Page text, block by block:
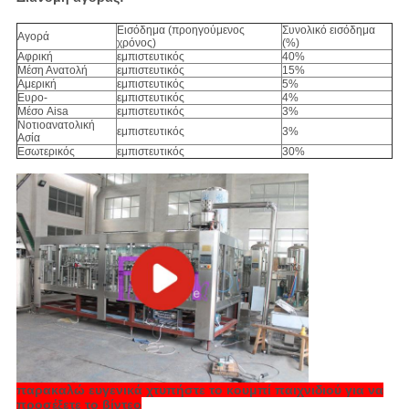
Αγορά
Εισόδημα (προηγούμενος
χρόνος)
Συνολικό εισόδημα
(%)
Αφρική
εμπιστευτικός
40%
Μέση Ανατολή
εμπιστευτικός
15%
Αμερική
εμπιστευτικός
5%
Ευρο-
εμπιστευτικός
4%
Μέσο Aisa
εμπιστευτικός
3%
Νοτιοανατολική
Ασία
εμπιστευτικός
3%
Εσωτερικός
εμπιστευτικός 30%
παρακαλώ ευγενικά χτυπήστε το κουμπί παιχνιδιού για να
προσέξετε το βίντεο